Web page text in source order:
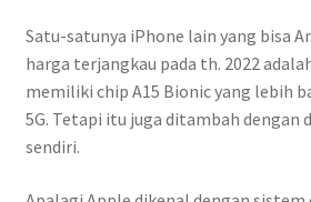
Satu-satunya iPhone lain yang bisa
harga terjangkau pada th. 2022
memiliki chip A15 Bionic yang lebih
5G. Tetapi itu juga ditambah dengan
sendiri.